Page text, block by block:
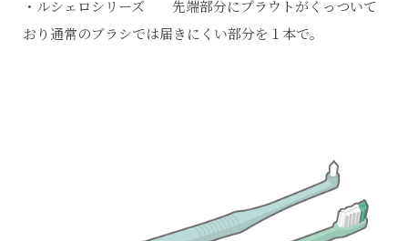
・ルシェロシリーズ 先端部分にプラウトがくっついて
おり通常のブラシでは届きにくい部分を１本で。